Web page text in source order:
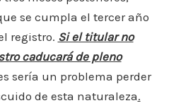
se cumpla el tercer año
registro. Si el titular no
caducará de pleno
sería un problema perder
de esta naturaleza.